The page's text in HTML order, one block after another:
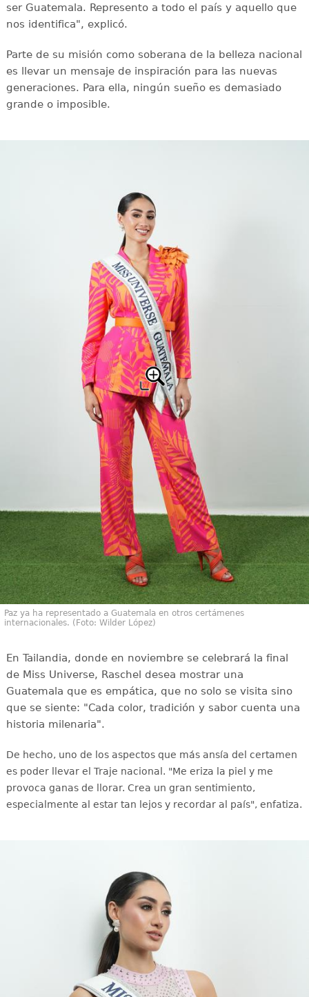
ser Guatemala. Represento a todo el país y aquello que
nos identifica", explicó.
Parte de su misión como soberana de la belleza nacional
es llevar un mensaje de inspiración para las nuevas
generaciones. Para ella, ningún sueño es demasiado
grande o imposible.
Paz ya ha representado a Guatemala en otros certámenes
internacionales. (Foto: Wilder López)
En Tailandia, donde en noviembre se celebrará la final
de Miss Universe, Raschel desea mostrar una
Guatemala que es empática, que no solo se visita sino
que se siente: "Cada color, tradición y sabor cuenta una
historia milenaria".
De hecho, uno de los aspectos que más ansía del certamen
es poder llevar el Traje nacional. "Me eriza la piel y me
provoca ganas de llorar. Crea un gran sentimiento,
especialmente al estar tan lejos y recordar al país", enfatiza.